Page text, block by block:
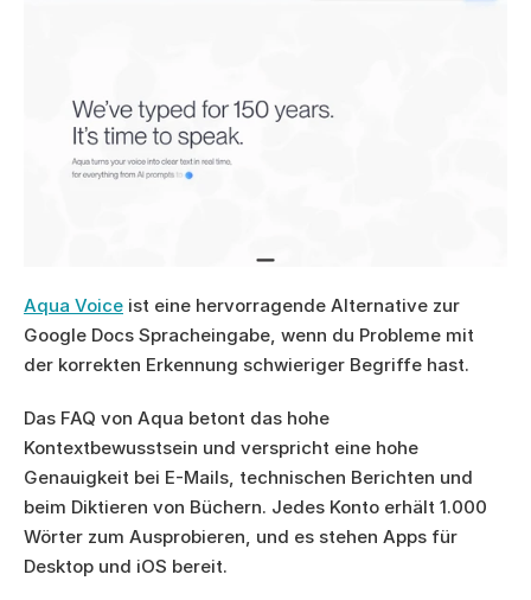
Aqua Voice ist eine hervorragende Alternative zur
Google Docs Spracheingabe, wenn du Probleme mit
der korrekten Erkennung schwieriger Begriffe hast.
Das FAQ von Aqua betont das hohe
Kontextbewusstsein und verspricht eine hohe
Genauigkeit bei E-Mails, technischen Berichten und
beim Diktieren von Büchern. Jedes Konto erhält 1.000
Wörter zum Ausprobieren, und es stehen Apps für
Desktop und iOS bereit.